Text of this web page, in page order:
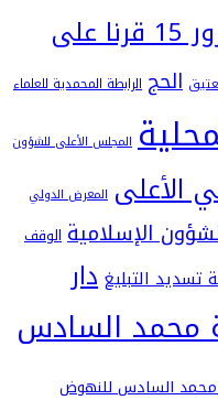
إحياء ذكرى مرور 15 قرنا على
الرابطة المحمدية للعلماء
المجلس الأعلى للشؤون
المعرض الدولي
الوقف
دار
السادس
للنهوض